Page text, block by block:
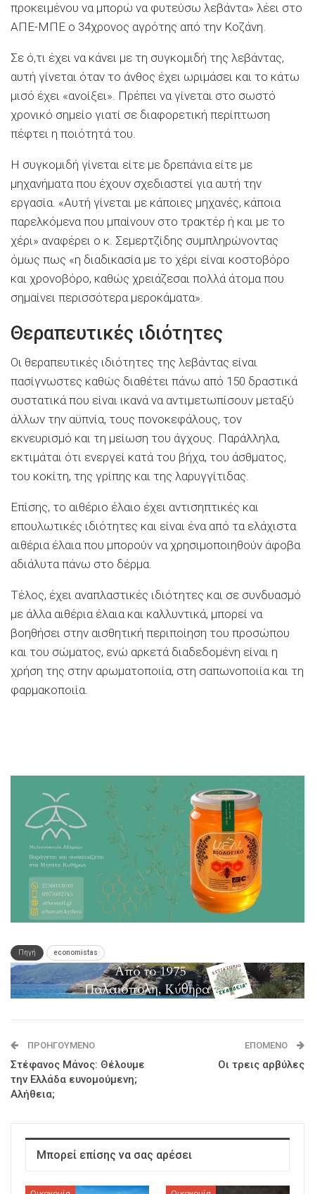
προκειμένου να μπορώ να φυτεύσω λεβάντα» λέει στο
ΑΠΕ-ΜΠΕ ο 34χρονος αγρότης από την Κοζάνη.
Σε ό,τι έχει να κάνει με τη συγκομιδή της λεβάντας,
αυτή γίνεται όταν το άνθος έχει ωριμάσει και το κάτω
μισό έχει «ανοίξει». Πρέπει να γίνεται στο σωστό
χρονικό σημείο γιατί σε διαφορετική περίπτωση
πέφτει η ποιότητά του.
Η συγκομιδή γίνεται είτε με δρεπάνια είτε με
μηχανήματα που έχουν σχεδιαστεί για αυτή την
εργασία. «Αυτή γίνεται με κάποιες μηχανές, κάποια
παρελκόμενα που μπαίνουν στο τρακτέρ ή και με το
χέρι» αναφέρει ο κ. Σεμερτζίδης συμπληρώνοντας
όμως πως «η διαδικασία με το χέρι είναι κοστοβόρο
και χρονοβόρο, καθώς χρειάζεσαι πολλά άτομα που
σημαίνει περισσότερα μεροκάματα».
Θεραπευτικές ιδιότητες
Οι θεραπευτικές ιδιότητες της λεβάντας είναι
πασίγνωστες καθώς διαθέτει πάνω από 150 δραστικά
συστατικά που είναι ικανά να αντιμετωπίσουν μεταξύ
άλλων την αϋπνία, τους πονοκεφάλους, τον
εκνευρισμό και τη μείωση του άγχους. Παράλληλα,
εκτιμάται ότι ενεργεί κατά του βήχα, του άσθματος,
του κοκίτη, της γρίπης και της λαρυγγίτιδας.
Επίσης, το αιθέριο έλαιο έχει αντισηπτικές και
επουλωτικές ιδιότητες και είναι ένα από τα ελάχιστα
αιθέρια έλαια που μπορούν να χρησιμοποιηθούν άφοβα
αδιάλυτα πάνω στο δέρμα.
Τέλος, έχει αναπλαστικές ιδιότητες και σε συνδυασμό
με άλλα αιθέρια έλαια και καλλυντικά, μπορεί να
βοηθήσει στην αισθητική περιποίηση του προσώπου
και του σώματος, ενώ αρκετά διαδεδομένη είναι η
χρήση της στην αρωματοποιία, στη σαπωνοποιία και τη
φαρμακοποιία.
Πηγή economistas
ΠΡΟΗΓΟΎΜΕΝΟ
Στέφανος Μάνος: Θέλουμε
την Ελλάδα ευνομούμενη;
Αλήθεια;
ΕΠΌΜΕΝΟ
Οι τρεις αρβύλες
Μπορεί επίσης να σας αρέσει